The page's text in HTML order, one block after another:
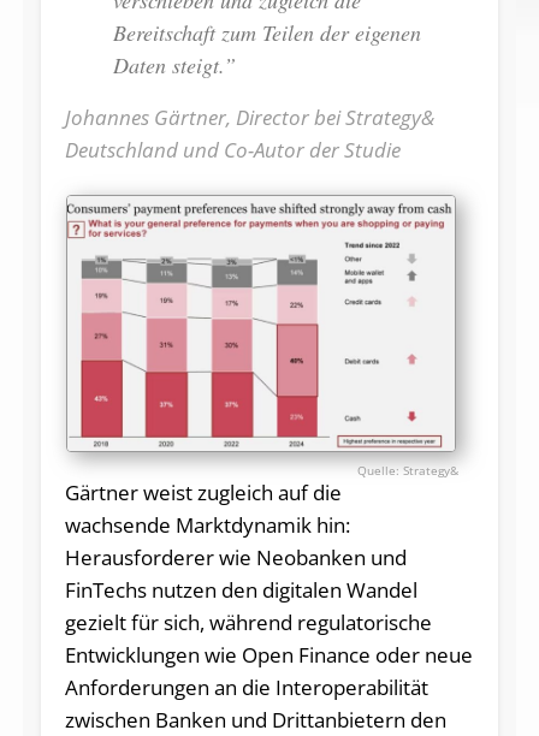
Bereitschaft zum Teilen der eigenen
Daten steigt.”
Johannes Gärtner, Director bei Strategy&
Deutschland und Co-Autor der Studie
Strategy&
Gärtner weist zugleich auf die
wachsende Marktdynamik hin:
Herausforderer wie Neobanken und
FinTechs nutzen den digitalen Wandel
gezielt für sich, während regulatorische
Entwicklungen wie Open Finance oder neue
Anforderungen an die Interoperabilität
zwischen Banken und Drittanbietern den